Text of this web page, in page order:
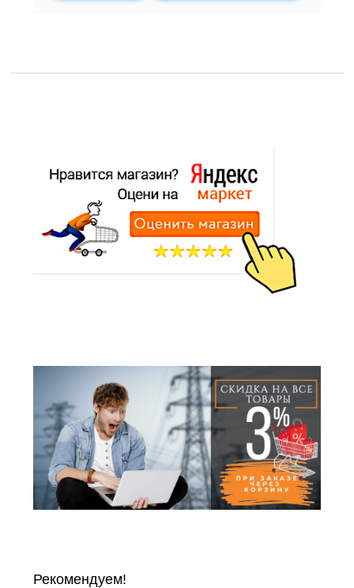
Рекомендуем!